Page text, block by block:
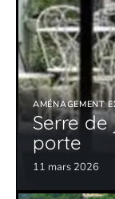
AMÉNAGEMENT
Serre de
porte
11 mars 2026